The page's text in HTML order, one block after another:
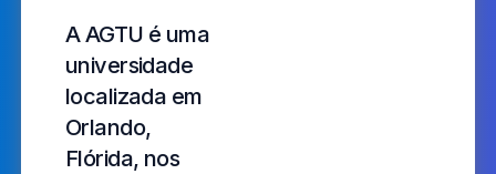
A AGTU é uma
universidade
localizada em
Orlando,
Flórida, nos